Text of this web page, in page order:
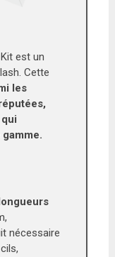
est un
Cette
les
nécessaire